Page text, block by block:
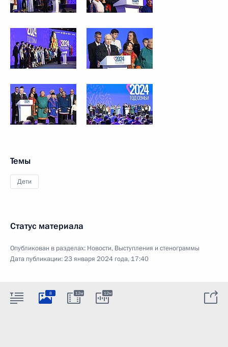
Темы
Дети
Статус материала
Опубликован в разделах: Новости, Выступления и стенограммы
Дата публикации:23 января 2024 года, 17:40
8 12м 12м